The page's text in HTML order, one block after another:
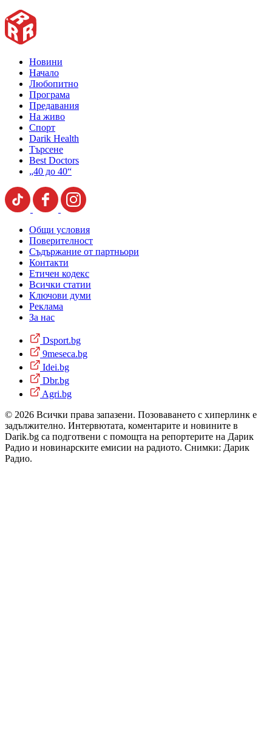
Новини
Начало
Любопитно
Програма
Предавания
На живо
Спорт
Darik Health
Търсене
Best Doctors
„40 до 40“
Общи условия
Поверителност
Съдържание от партньори
Контакти
Етичен кодекс
Всички статии
Ключови думи
Реклама
За нас
Dsport.bg
9meseca.bg
Idei.bg
Dbr.bg
Agri.bg
© 2026 Всички права запазени. Позоваването с хиперлинк е
задължително. Интервютата, коментарите и новините в
Darik.bg са подготвени с помощта на репортерите на Дарик
Радио и новинарските емисии на радиото. Снимки: Дарик
Радио.